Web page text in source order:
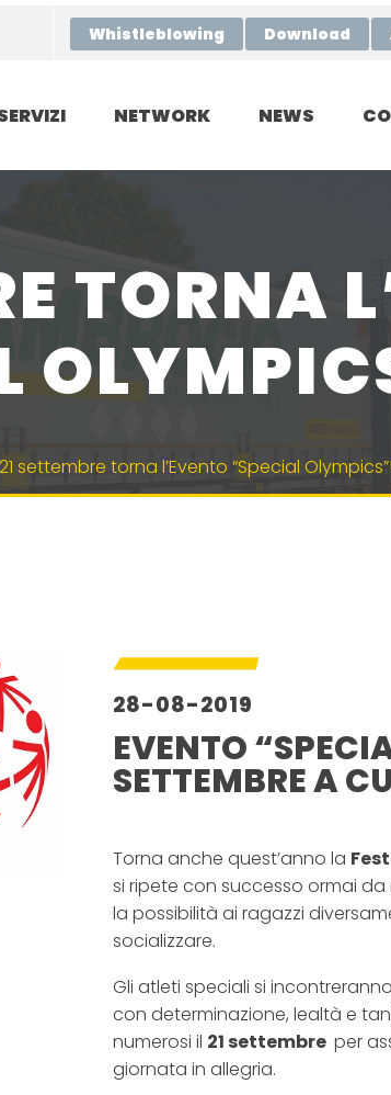
Whistleblowing Download
NETWORK NEWS
TORNA
settembre torna l’Evento “Special Olympics”!
28-08-2019
EVENTO
SETTEMBRE A
Torna anche quest’anno la
si ripete con successo ormai
la possibilità ai ragazzi
socializzare.
Gli atleti speciali si
con determinazione, lealtà e
numerosi il 21 settembre per
giornata in allegria.